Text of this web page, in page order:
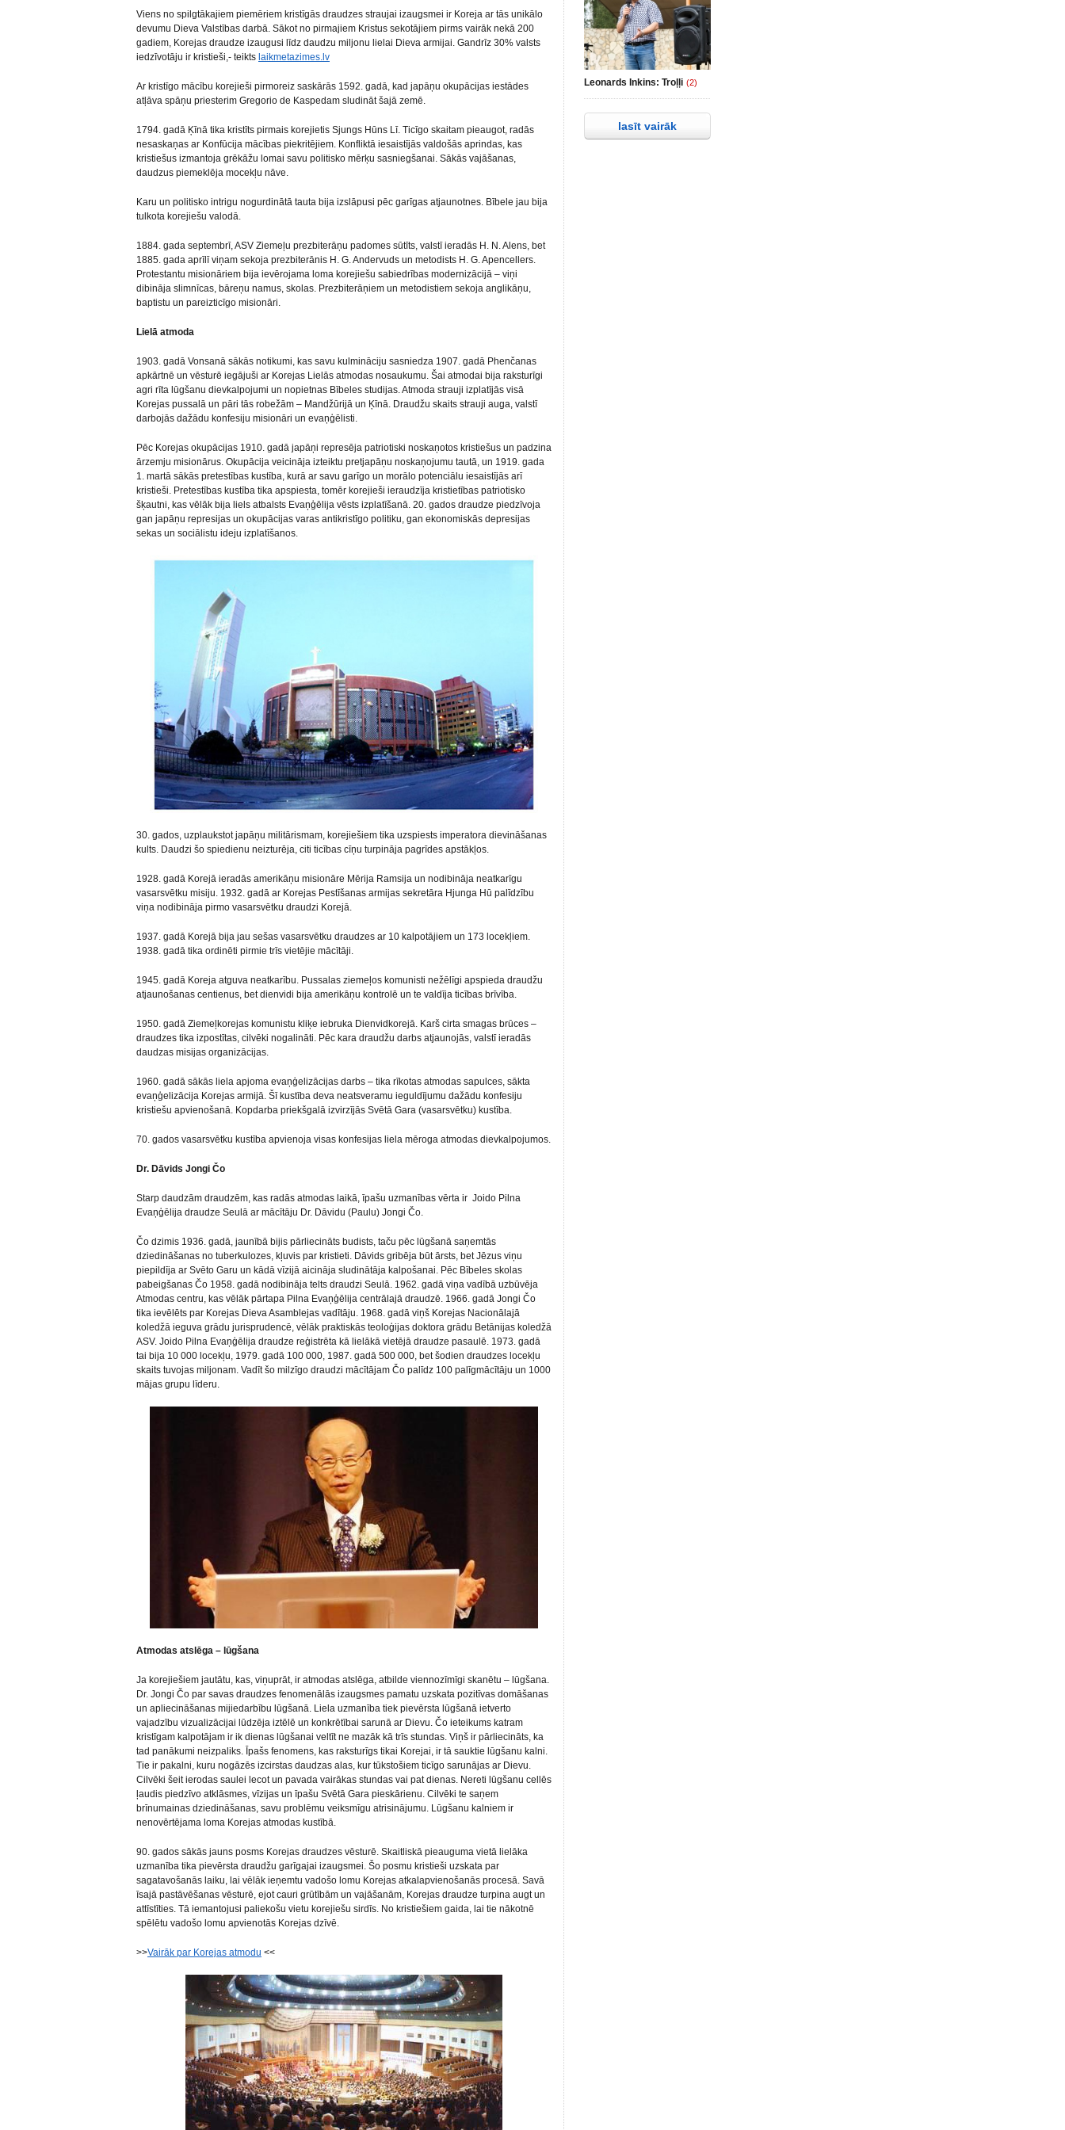
Viens no spilgtākajiem piemēriem kristīgās draudzes straujai izaugsmei ir Koreja ar tās unikālo
devumu Dieva Valstības darbā. Sākot no pirmajiem Kristus sekotājiem pirms vairāk nekā 200
gadiem, Korejas draudze izaugusi līdz daudzu miljonu lielai Dieva armijai. Gandrīz 30% valsts
iedzīvotāju ir kristieši,- teikts laikmetazimes.lv
Ar kristīgo mācību korejieši pirmoreiz saskārās 1592. gadā, kad japāņu okupācijas iestādes
atļāva spāņu priesterim Gregorio de Kaspedam sludināt šajā zemē.
1794. gadā Ķīnā tika kristīts pirmais korejietis Sjungs Hūns Lī. Ticīgo skaitam pieaugot, radās
nesaskaņas ar Konfūcija mācības piekritējiem. Konfliktā iesaistījās valdošās aprindas, kas
kristiešus izmantoja grēkāžu lomai savu politisko mērķu sasniegšanai. Sākās vajāšanas,
daudzus piemeklēja mocekļu nāve.
Karu un politisko intrigu nogurdinātā tauta bija izslāpusi pēc garīgas atjaunotnes. Bībele jau bija
tulkota korejiešu valodā.
1884. gada septembrī, ASV Ziemeļu prezbiterāņu padomes sūtīts, valstī ieradās H. N. Alens, bet
1885. gada aprīlī viņam sekoja prezbiterānis H. G. Andervuds un metodists H. G. Apencellers.
Protestantu misionāriem bija ievērojama loma korejiešu sabiedrības modernizācijā – viņi
dibināja slimnīcas, bāreņu namus, skolas. Prezbiterāņiem un metodistiem sekoja anglikāņu,
baptistu un pareizticīgo misionāri.
Lielā atmoda
1903. gadā Vonsanā sākās notikumi, kas savu kulmināciju sasniedza 1907. gadā Phenčanas
apkārtnē un vēsturē iegājuši ar Korejas Lielās atmodas nosaukumu. Šai atmodai bija raksturīgi
agri rīta lūgšanu dievkalpojumi un nopietnas Bībeles studijas. Atmoda strauji izplatījās visā
Korejas pussalā un pāri tās robežām – Mandžūrijā un Ķīnā. Draudžu skaits strauji auga, valstī
darbojās dažādu konfesiju misionāri un evaņģēlisti.
Pēc Korejas okupācijas 1910. gadā japāņi represēja patriotiski noskaņotos kristiešus un padzina
ārzemju misionārus. Okupācija veicināja izteiktu pretjapāņu noskaņojumu tautā, un 1919. gada
1. martā sākās pretestības kustība, kurā ar savu garīgo un morālo potenciālu iesaistījās arī
kristieši. Pretestības kustība tika apspiesta, tomēr korejieši ieraudzīja kristietības patriotisko
šķautni, kas vēlāk bija liels atbalsts Evaņģēlija vēsts izplatīšanā. 20. gados draudze piedzīvoja
gan japāņu represijas un okupācijas varas antikristīgo politiku, gan ekonomiskās depresijas
sekas un sociālistu ideju izplatīšanos.
30. gados, uzplaukstot japāņu militārismam, korejiešiem tika uzspiests imperatora dievināšanas
kults. Daudzi šo spiedienu neizturēja, citi ticības cīņu turpināja pagrīdes apstākļos.
1928. gadā Korejā ieradās amerikāņu misionāre Mērija Ramsija un nodibināja neatkarīgu
vasarsvētku misiju. 1932. gadā ar Korejas Pestīšanas armijas sekretāra Hjunga Hū palīdzību
viņa nodibināja pirmo vasarsvētku draudzi Korejā.
1937. gadā Korejā bija jau sešas vasarsvētku draudzes ar 10 kalpotājiem un 173 locekļiem.
1938. gadā tika ordinēti pirmie trīs vietējie mācītāji.
1945. gadā Koreja atguva neatkarību. Pussalas ziemeļos komunisti nežēlīgi apspieda draudžu
atjaunošanas centienus, bet dienvidi bija amerikāņu kontrolē un te valdīja ticības brīvība.
1950. gadā Ziemeļkorejas komunistu kliķe iebruka Dienvidkorejā. Karš cirta smagas brūces –
draudzes tika izpostītas, cilvēki nogalināti. Pēc kara draudžu darbs atjaunojās, valstī ieradās
daudzas misijas organizācijas.
1960. gadā sākās liela apjoma evaņģelizācijas darbs – tika rīkotas atmodas sapulces, sākta
evaņģelizācija Korejas armijā. Šī kustība deva neatsveramu ieguldījumu dažādu konfesiju
kristiešu apvienošanā. Kopdarba priekšgalā izvirzījās Svētā Gara (vasarsvētku) kustība.
70. gados vasarsvētku kustība apvienoja visas konfesijas liela mēroga atmodas dievkalpojumos.
Dr. Dāvids Jongi Čo
Starp daudzām draudzēm, kas radās atmodas laikā, īpašu uzmanības vērta ir Joido Pilna
Evaņģēlija draudze Seulā ar mācītāju Dr. Dāvidu (Paulu) Jongi Čo.
Čo dzimis 1936. gadā, jaunībā bijis pārliecināts budists, taču pēc lūgšanā saņemtās
dziedināšanas no tuberkulozes, kļuvis par kristieti. Dāvids gribēja būt ārsts, bet Jēzus viņu
piepildīja ar Svēto Garu un kādā vīzijā aicināja sludinātāja kalpošanai. Pēc Bībeles skolas
pabeigšanas Čo 1958. gadā nodibināja telts draudzi Seulā. 1962. gadā viņa vadībā uzbūvēja
Atmodas centru, kas vēlāk pārtapa Pilna Evaņģēlija centrālajā draudzē. 1966. gadā Jongi Čo
tika ievēlēts par Korejas Dieva Asamblejas vadītāju. 1968. gadā viņš Korejas Nacionālajā
koledžā ieguva grādu jurisprudencē, vēlāk praktiskās teoloģijas doktora grādu Betānijas koledžā
ASV. Joido Pilna Evaņģēlija draudze reģistrēta kā lielākā vietējā draudze pasaulē. 1973. gadā
tai bija 10 000 locekļu, 1979. gadā 100 000, 1987. gadā 500 000, bet šodien draudzes locekļu
skaits tuvojas miljonam. Vadīt šo milzīgo draudzi mācītājam Čo palīdz 100 palīgmācītāju un 1000
mājas grupu līderu.
Atmodas atslēga – lūgšana
Ja korejiešiem jautātu, kas, viņuprāt, ir atmodas atslēga, atbilde viennozīmīgi skanētu – lūgšana.
Dr. Jongi Čo par savas draudzes fenomenālās izaugsmes pamatu uzskata pozitīvas domāšanas
un apliecināšanas mijiedarbību lūgšanā. Liela uzmanība tiek pievērsta lūgšanā ietverto
vajadzību vizualizācijai lūdzēja iztēlē un konkrētībai sarunā ar Dievu. Čo ieteikums katram
kristīgam kalpotājam ir ik dienas lūgšanai veltīt ne mazāk kā trīs stundas. Viņš ir pārliecināts, ka
tad panākumi neizpaliks. Īpašs fenomens, kas raksturīgs tikai Korejai, ir tā sauktie lūgšanu kalni.
Tie ir pakalni, kuru nogāzēs izcirstas daudzas alas, kur tūkstošiem ticīgo sarunājas ar Dievu.
Cilvēki šeit ierodas saulei lecot un pavada vairākas stundas vai pat dienas. Nereti lūgšanu cellēs
ļaudis piedzīvo atklāsmes, vīzijas un īpašu Svētā Gara pieskārienu. Cilvēki te saņem
brīnumainas dziedināšanas, savu problēmu veiksmīgu atrisinājumu. Lūgšanu kalniem ir
nenovērtējama loma Korejas atmodas kustībā.
90. gados sākās jauns posms Korejas draudzes vēsturē. Skaitliskā pieauguma vietā lielāka
uzmanība tika pievērsta draudžu garīgajai izaugsmei. Šo posmu kristieši uzskata par
sagatavošanās laiku, lai vēlāk ieņemtu vadošo lomu Korejas atkalapvienošanās procesā. Savā
īsajā pastāvēšanas vēsturē, ejot cauri grūtībām un vajāšanām, Korejas draudze turpina augt un
attīstīties. Tā iemantojusi paliekošu vietu korejiešu sirdīs. No kristiešiem gaida, lai tie nākotnē
spēlētu vadošo lomu apvienotās Korejas dzīvē.
>>Vairāk par Korejas atmodu <<
Leonards Inkins: Troļļi (2)
lasīt vairāk